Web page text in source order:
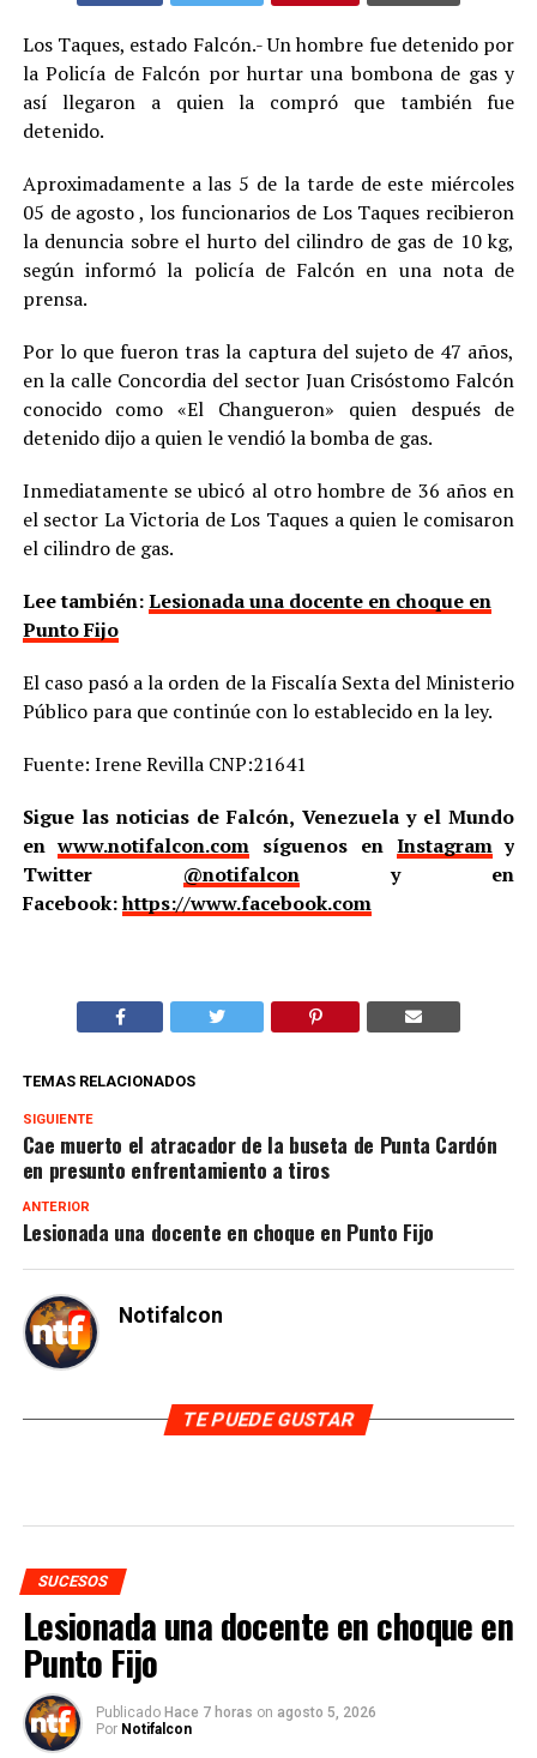
Los Taques, estado Falcón.- Un hombre fue detenido por
la Policía de Falcón por hurtar una bombona de gas y
así llegaron a quien la compró que también fue
detenido.
Aproximadamente a las 5 de la tarde de este miércoles
05 de agosto , los funcionarios de Los Taques recibieron
la denuncia sobre el hurto del cilindro de gas de 10 kg,
según informó la policía de Falcón en una nota de
prensa.
Por lo que fueron tras la captura del sujeto de 47 años,
en la calle Concordia del sector Juan Crisóstomo Falcón
conocido como «El Changueron» quien después de
detenido dijo a quien le vendió la bomba de gas.
Inmediatamente se ubicó al otro hombre de 36 años en
el sector La Victoria de Los Taques a quien le comisaron
el cilindro de gas.
Lee también:Lesionada una docente en choque en
Punto Fijo
El caso pasó a la orden de la Fiscalía Sexta del Ministerio
Público para que continúe con lo establecido en la ley.
Fuente: Irene Revilla CNP:21641
Sigue las noticias de Falcón, Venezuela y el Mundo
enwww.notifalcon.com síguenos en Instagramy
Twitter @notifalcony en
Facebook:https://www.facebook.com
TEMAS RELACIONADOS
SIGUIENTE
Cae muerto el atracador de la buseta de Punta Cardón
en presunto enfrentamiento a tiros
ANTERIOR
Lesionada una docente en choque en Punto Fijo
Notifalcon
TE PUEDE GUSTAR
SUCESOS
Lesionada una docente en choque en
Punto Fijo
Publicado Hace 7 horas on agosto 5, 2026
Por Notifalcon